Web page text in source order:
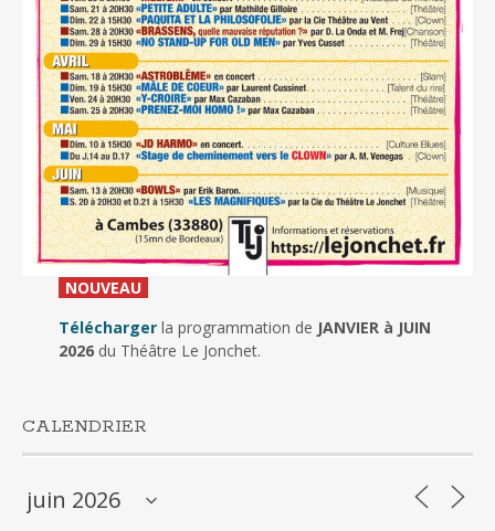
NOUVEAU_
Télécharger la programmation de JANVIER à JUIN
2026du Théâtre Le Jonchet.
CALENDRIER